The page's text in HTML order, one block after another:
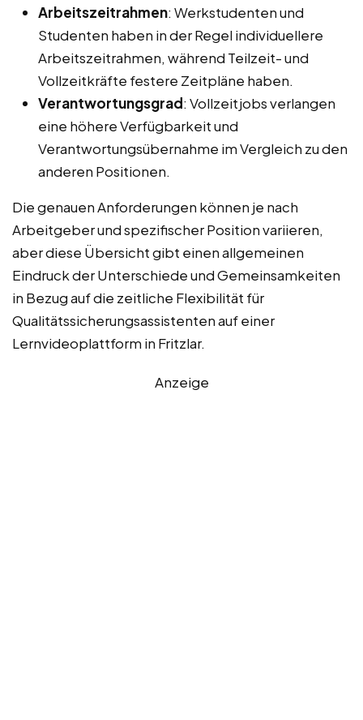
Arbeitszeitrahmen: Werkstudenten und
Studenten haben in der Regel individuellere
Arbeitszeitrahmen, während Teilzeit- und
Vollzeitkräfte festere Zeitpläne haben.
Verantwortungsgrad: Vollzeitjobs verlangen
eine höhere Verfügbarkeit und
Verantwortungsübernahme im Vergleich zu den
anderen Positionen.
Die genauen Anforderungen können je nach
Arbeitgeber und spezifischer Position variieren,
aber diese Übersicht gibt einen allgemeinen
Eindruck der Unterschiede und Gemeinsamkeiten
in Bezug auf die zeitliche Flexibilität für
Qualitätssicherungsassistenten auf einer
Lernvideoplattform in Fritzlar.
Anzeige